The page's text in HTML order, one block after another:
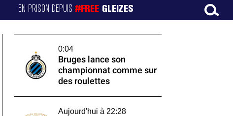
EN PRISON DEPUIS#FREE GLEIZES
0:04
Bruges lance son
championnat comme sur
des roulettes
Aujourd'hui à 22:28